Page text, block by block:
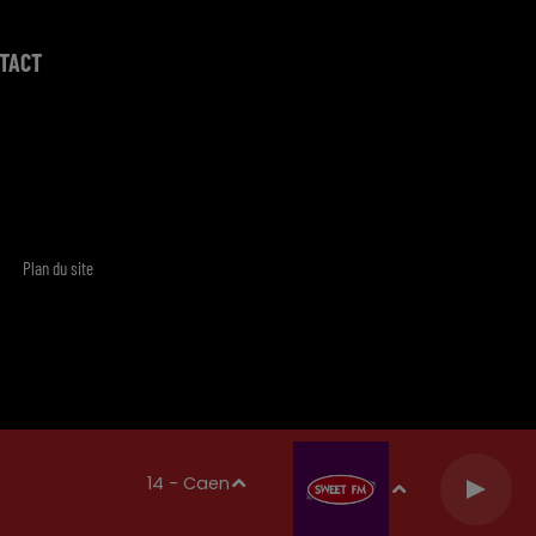
14 - Caen
Plan du site